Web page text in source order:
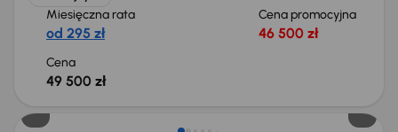
Miesięczna rata
od 295 zł
Cena promocyjna
46 500 zł
Cena
49 500 zł